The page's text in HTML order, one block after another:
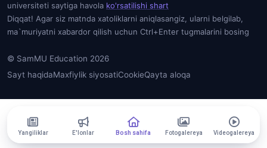
universiteti saytiga havola ko'rsatilishi shart
Diqqat! Agar siz matnda xatoliklarni aniqlasangiz, ularni belgilab,
ma`muriyatni xabardor qilish uchun Ctrl+Enter tugmalarini bosing
© SamMU Education 2026
Sayt haqidaMaxfiylik siyosatiCookieQayta aloqa
Yangiliklar E'lonlar Bosh sahifa Fotogalereya Videogalereya